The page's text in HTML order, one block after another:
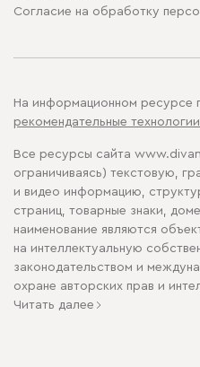
Cогласие на обработку
На информационном ресурсе
рекомендательные технологии
Все ресурсы сайта
ограничиваясь) текстовую,
и видео информацию,
страниц, товарные знаки,
наименование являются
на интеллектуальную
законодательством и
охране авторских прав и
Читать далее